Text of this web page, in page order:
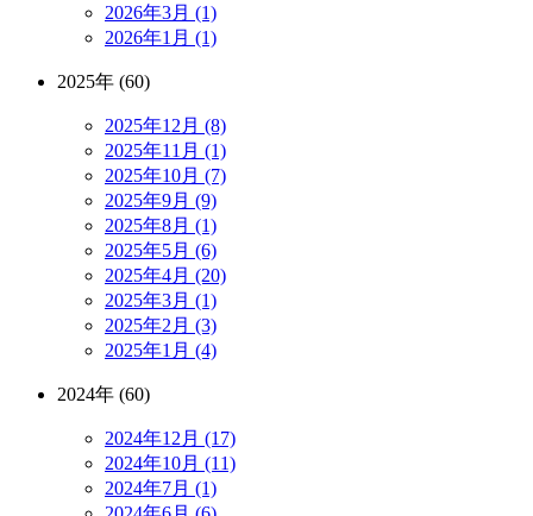
2026年3月 (1)
2026年1月 (1)
2025年 (60)
2025年12月 (8)
2025年11月 (1)
2025年10月 (7)
2025年9月 (9)
2025年8月 (1)
2025年5月 (6)
2025年4月 (20)
2025年3月 (1)
2025年2月 (3)
2025年1月 (4)
2024年 (60)
2024年12月 (17)
2024年10月 (11)
2024年7月 (1)